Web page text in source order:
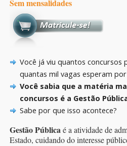
Sem mensalidades
Você já viu quantos concursos
quantas mil vagas esperam
Você sabia que a matéria
concursos é a Gestão
Sabe por que isso acontece?
Gestão Públicaé a atividade de
Estado, cuidando do interesse